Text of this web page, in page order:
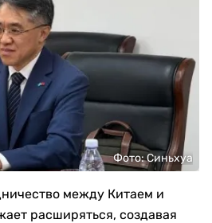
Фото: Синьхуа
между Китаем и
расширяться, создавая